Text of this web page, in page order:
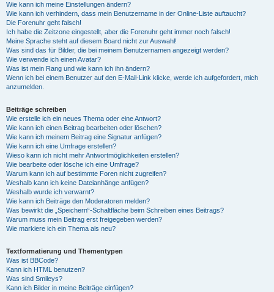
Wie kann ich meine Einstellungen ändern?
Wie kann ich verhindern, dass mein Benutzername in der Online-Liste auftaucht?
Die Forenuhr geht falsch!
Ich habe die Zeitzone eingestellt, aber die Forenuhr geht immer noch falsch!
Meine Sprache steht auf diesem Board nicht zur Auswahl!
Was sind das für Bilder, die bei meinem Benutzernamen angezeigt werden?
Wie verwende ich einen Avatar?
Was ist mein Rang und wie kann ich ihn ändern?
Wenn ich bei einem Benutzer auf den E-Mail-Link klicke, werde ich aufgefordert, mich
anzumelden.
Beiträge schreiben
Wie erstelle ich ein neues Thema oder eine Antwort?
Wie kann ich einen Beitrag bearbeiten oder löschen?
Wie kann ich meinem Beitrag eine Signatur anfügen?
Wie kann ich eine Umfrage erstellen?
Wieso kann ich nicht mehr Antwortmöglichkeiten erstellen?
Wie bearbeite oder lösche ich eine Umfrage?
Warum kann ich auf bestimmte Foren nicht zugreifen?
Weshalb kann ich keine Dateianhänge anfügen?
Weshalb wurde ich verwarnt?
Wie kann ich Beiträge den Moderatoren melden?
Was bewirkt die „Speichern“-Schaltfläche beim Schreiben eines Beitrags?
Warum muss mein Beitrag erst freigegeben werden?
Wie markiere ich ein Thema als neu?
Textformatierung und Thementypen
Was ist BBCode?
Kann ich HTML benutzen?
Was sind Smileys?
Kann ich Bilder in meine Beiträge einfügen?